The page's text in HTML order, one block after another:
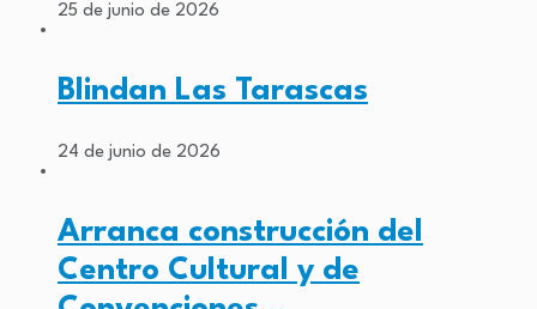
25 de junio de 2026
Blindan Las Tarascas
24 de junio de 2026
Arranca construcción del
Centro Cultural y de